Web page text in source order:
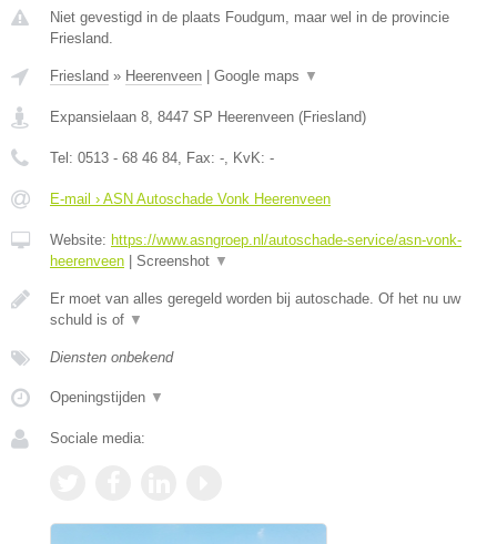
Niet gevestigd in de plaats Foudgum, maar wel in de provincie
Friesland.
Friesland » Heerenveen Google maps ▼
Expansielaan 8, 8447 SP Heerenveen (Friesland)
Tel: 0513 - 68 46 84, Fax: -, KvK: -
E-mail › ASN Autoschade Vonk Heerenveen
Website: https://www.asngroep.nl/autoschade-service/asn-vonk-
heerenveen
Screenshot ▼
Er moet van alles geregeld worden bij autoschade. Of het nu uw
schuld is of ▼
Diensten onbekend
Openingstijden ▼
Sociale media: